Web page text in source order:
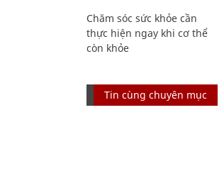
Chăm sóc sức khỏe cần
thực hiện ngay khi cơ thể
còn khỏe
Tin cùng chuyên mục